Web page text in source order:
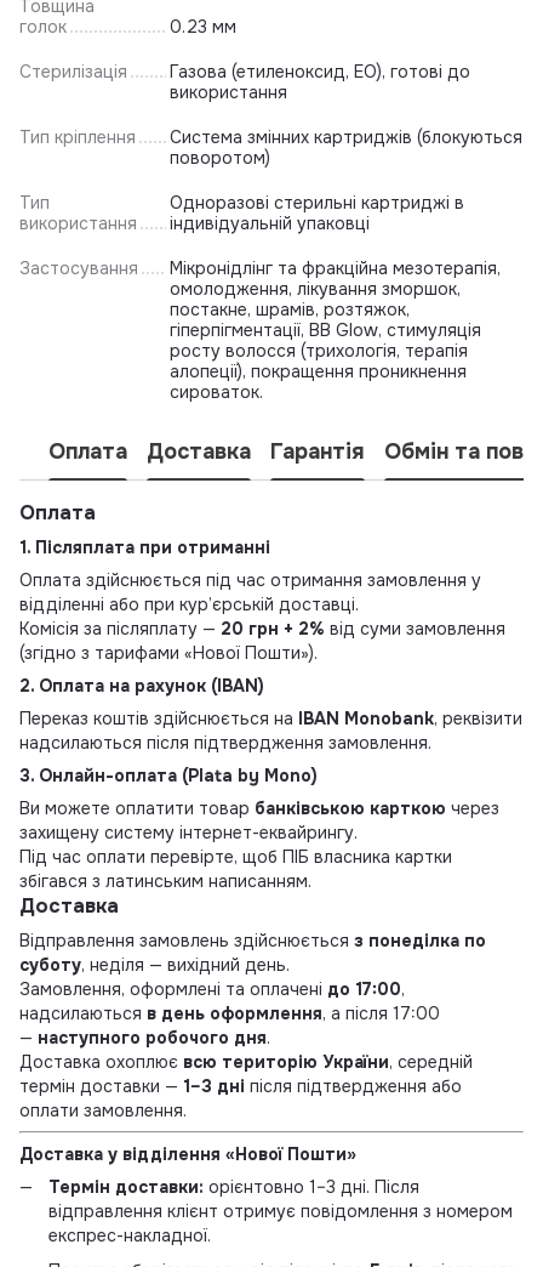
Товщина
голок
0.23 мм
Стерилізація
Газова (етиленоксид, EO), готові до
використання
Тип кріплення
Система змінних картриджів (блокуються
поворотом)
Тип
використання
Одноразові стерильні картриджі в
індивідуальній упаковці
Застосування
Мікронідлінг та фракційна мезотерапія,
омолодження, лікування зморшок,
постакне, шрамів, розтяжок,
гіперпігментації, BB Glow, стимуляція
росту волосся (трихологія, терапія
алопеції), покращення проникнення
сироваток.
Оплата Доставка Гарантія Обмін та
Оплата
1. Післяплата при отриманні
Оплата здійснюється під час отримання замовлення у
відділенні або при кур’єрській доставці.
Комісія за післяплату — 20 грн + 2% від суми замовлення
(згідно з тарифами «Нової Пошти»).
2. Оплата на рахунок (IBAN)
Переказ коштів здійснюється на
IBAN Monobank, реквізити
надсилаються після підтвердження замовлення.
3. Онлайн-оплата (Plata by Mono)
Ви можете оплатити товар банківською карткою через
захищену систему інтернет-еквайрингу.
Під час оплати перевірте, щоб ПІБ власника картки
збігався з латинським написанням.
Доставка
Відправлення замовлень здійснюється з понеділка по
суботу, неділя — вихідний день.
Замовлення, оформлені та оплачені до 17:00,
надсилаються в день оформлення, а після 17:00
— наступного робочого дня.
Доставка охоплює всю територію України, середній
термін доставки — 1–3 дні після підтвердження або
оплати замовлення.
Доставка у відділення «Нової Пошти»
Термін доставки: орієнтовно 1–3 дні. Після
відправлення клієнт отримує повідомлення з номером
експрес-накладної.